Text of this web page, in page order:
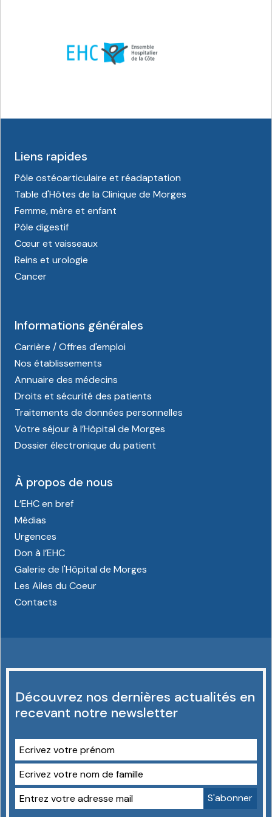
Liens rapides
Pôle ostéoarticulaire et réadaptation
Table d'Hôtes de la Clinique de Morges
Femme, mère et enfant
Pôle digestif
Cœur et vaisseaux
Reins et urologie
Cancer
Informations générales
Carrière / Offres d'emploi
Nos établissements
Annuaire des médecins
Droits et sécurité des patients
Traitements de données personnelles
Votre séjour à l’Hôpital de Morges
Dossier électronique du patient
À propos de nous
L’EHC en bref
Médias
Urgences
Don à l’EHC
Galerie de l'Hôpital de Morges
Les Ailes du Coeur
Contacts
Découvrez nos dernières actualités en
recevant notre newsletter